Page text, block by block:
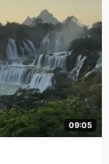
09:05